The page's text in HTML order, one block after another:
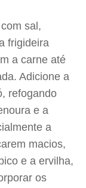
sal,
frigideira
a carne até
Adicione a
refogando
e a
a
macios,
e a ervilha,
os